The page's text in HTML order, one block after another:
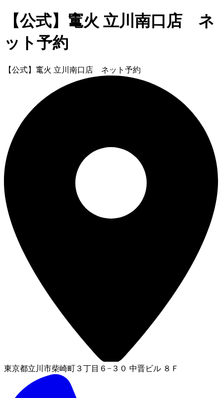
【公式】竃火 立川南口店 ネ
ット予約
【公式】竃火 立川南口店 ネット予約
東京都立川市柴崎町３丁目６−３０ 中晋ビル ８Ｆ